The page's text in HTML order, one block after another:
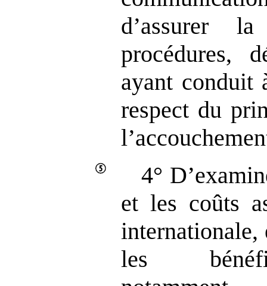
d’assurer
procédures,
ayant conduit
respect du
4°
et les coûts
internationale,
les